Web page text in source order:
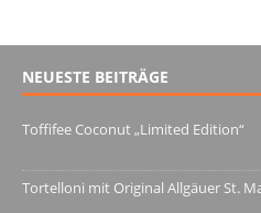
NEUESTE BEITRÄGE
Toffifee Coconut „Limited Edition“
Tortelloni mit Original Allgäuer St.